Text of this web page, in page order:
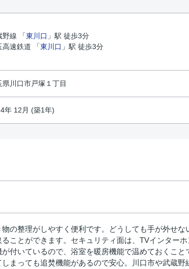
野線 「東川口 」駅 徒歩3分
高速鉄道 「東川口 」駅 徒歩3分
県川口市戸塚１丁目
年 12月 (築1年)
の整理がしやすく便利です。どうしても手が外せな
ことができます。セキュリティ面は、TVインターホ
付いているので、浴室を暖房機能で温めておくこと
まっても追焚機能があるので安心。川口市や武蔵野